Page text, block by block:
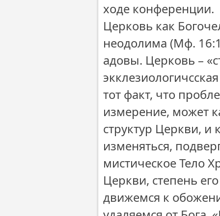
ходе конференции.
Церковь как
неодолима (Мф.
адовы. Церковь –
тот факт, что
измерение, может
структур Церкви,
изменяться,
мистическое Тело
Церкви, степень
движемся к